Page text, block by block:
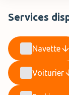
Services
Navette
Voiturier